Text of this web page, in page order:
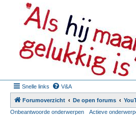
Snelle links V&A
Forumoverzicht De open forums
Onbeantwoorde onderwerpen
Actieve